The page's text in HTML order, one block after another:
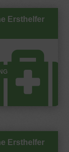
Ersthelfer
Ersthelfer